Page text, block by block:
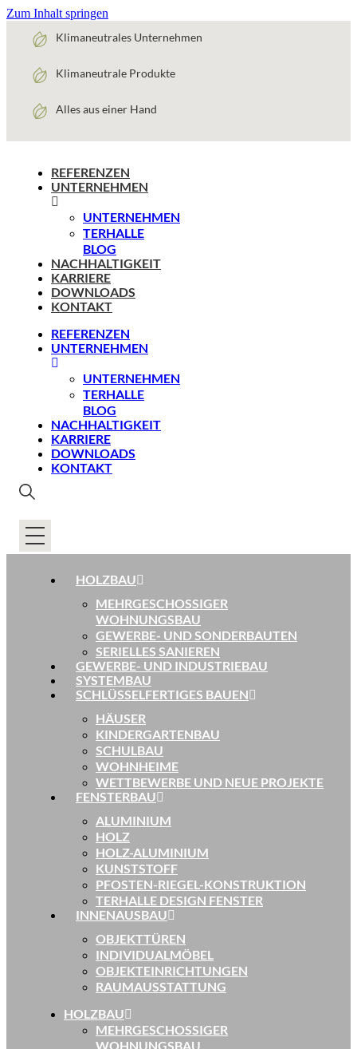
Zum Inhalt springen
Klimaneutrales Unternehmen
Klimaneutrale Produkte
Alles aus einer Hand
REFERENZEN
UNTERNEHMEN
UNTERNEHMEN
TERHALLE
BLOG
NACHHALTIGKEIT
KARRIERE
DOWNLOADS
KONTAKT
REFERENZEN
UNTERNEHMEN
UNTERNEHMEN
TERHALLE
BLOG
NACHHALTIGKEIT
KARRIERE
DOWNLOADS
KONTAKT
HOLZBAU
MEHRGESCHOSSIGER
WOHNUNGSBAU
GEWERBE- UND SONDERBAUTEN
SERIELLES SANIEREN
GEWERBE- UND INDUSTRIEBAU
SYSTEMBAU
SCHLÜSSELFERTIGES BAUEN
HÄUSER
KINDERGARTENBAU
SCHULBAU
WOHNHEIME
WETTBEWERBE UND NEUE PROJEKTE
FENSTERBAU
ALUMINIUM
HOLZ
HOLZ-ALUMINIUM
KUNSTSTOFF
PFOSTEN-RIEGEL-KONSTRUKTION
TERHALLE DESIGN FENSTER
INNENAUSBAU
OBJEKTTÜREN
INDIVIDUALMÖBEL
OBJEKTEINRICHTUNGEN
RAUMAUSSTATTUNG
HOLZBAU
MEHRGESCHOSSIGER
WOHNUNGSBAU